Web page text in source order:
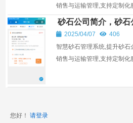
销售与运输管理,支持定制
业发展。
砂石公司简介，砂
2025/04/07
406
智慧砂石管理系统,提升砂
销售与运输管理,支持定制
您好！ 请登录